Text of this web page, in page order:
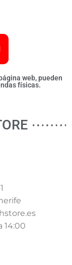
web, pueden
físicas.
14:00